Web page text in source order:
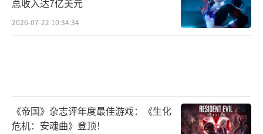
总收入达7亿美元
2026-07-22 10:34:34
《帝国》杂志评年度最佳游戏：《生化
危机：安魂曲》登顶！